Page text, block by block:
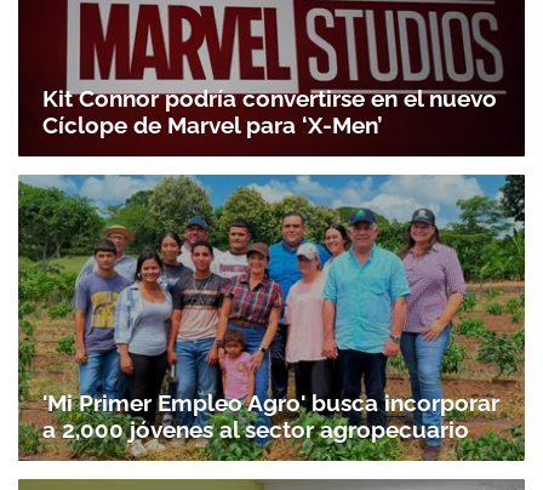
ACEPTAR
Kit Connor podría convertirse en el nuevo
Cíclope de Marvel para ‘X-Men’
'Mi Primer Empleo Agro' busca incorporar
a 2,000 jóvenes al sector agropecuario